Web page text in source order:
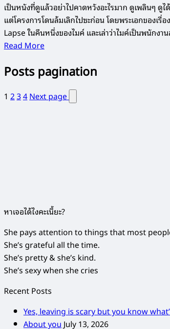
เป็นหนังที่ดูแล้วอย่าไปคาดหวังอะไรมาก ดูเพลินๆ
แต่โครงการโดนล้มเลิกไปซะก่อน โดยพระเอกของ
Lapse ในคืนหนึ่งของไมค์ และเล่าว่าไมค์เป็นพนักง
Read More
Posts pagination
1 234Next page
หาเจอได้ไงคะเนี้ยะ?
She pays attention to things that most
She’s grateful all the time.
She’s pretty & she’s kind.
She’s sexy when she cries
Recent Posts
Yes, leaving is scary but you know
About you July 13, 2026